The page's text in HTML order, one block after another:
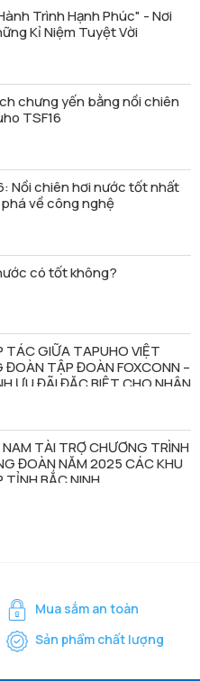
Trình Hạnh Phúc" - Nơi
Kỉ Niệm Tuyệt Vời
chưng yến bằng nồi chiên
TSF16
Nồi chiên hơi nước tốt nhất
về công nghệ
có tốt không?
TÁC GIỮA TAPUHO VIỆT
ĐOÀN TẬP ĐOÀN FOXCONN –
ƯU ĐÃI ĐẶC BIỆT CHO NHÂN
TẠI VIỆT NAM
TÀI TRỢ CHƯƠNG TRÌNH
ĐOÀN NĂM 2025 CÁC KHU
TỈNH BẮC NINH
Mua sắm an toàn
Sản phẩm chất lượng